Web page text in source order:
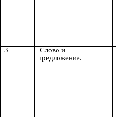
3
Слово и
предложение.